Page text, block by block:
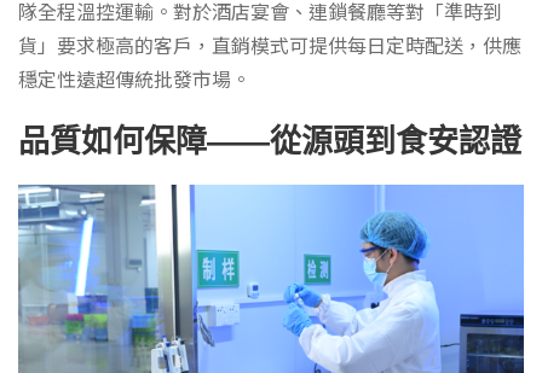
隊全程溫控運輸。對於酒店宴會、連鎖餐廳等對「準時到
貨」要求極高的客戶，直銷模式可提供每日定時配送，供應
穩定性遠超傳統批發市場。
品質如何保障——從源頭到食安認證